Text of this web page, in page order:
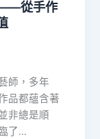
——從手作
師，多年
品都蘊含著
非總是順
了…